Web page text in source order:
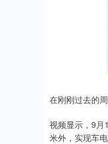
在刚刚过去的
视频显示，9月
米外，实现车